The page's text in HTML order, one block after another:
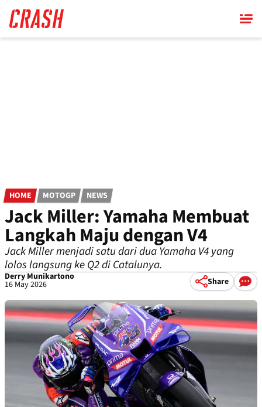
main
content
HOME MOTOGP NEWS
Jack Miller: Yamaha Membuat
Langkah Maju dengan V4
Jack Miller menjadi satu dari dua Yamaha V4 yang
lolos langsung ke Q2 di Catalunya.
Derry Munikartono
16 May 2026 Share